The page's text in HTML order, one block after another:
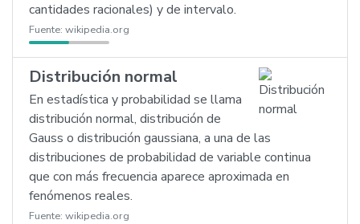
cantidades racionales) y de intervalo.
Fuente: wikipedia.org
Distribución normal
En estadística y probabilidad se llama
distribución normal, distribución de
Gauss o distribución gaussiana, a una de las
distribuciones de probabilidad de variable continua
que con más frecuencia aparece aproximada en
fenómenos reales.
Fuente: wikipedia.org